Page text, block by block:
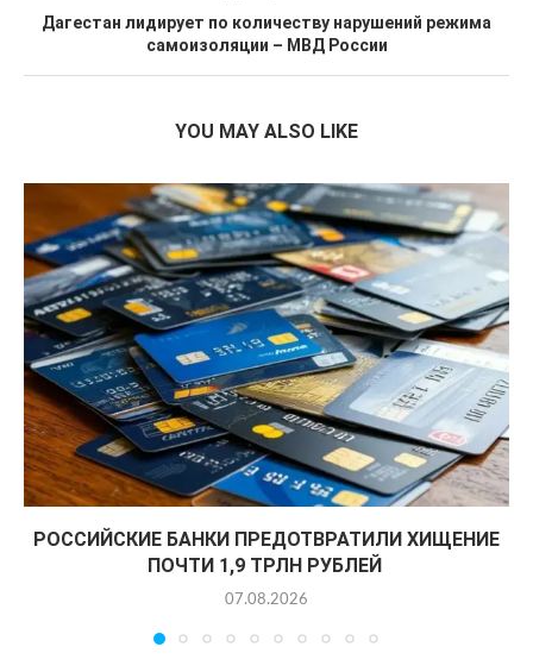
Дагестан лидирует по количеству нарушений режима
самоизоляции – МВД России
YOU MAY ALSO LIKE
РОССИЙСКИЕ БАНКИ ПРЕДОТВРАТИЛИ ХИЩЕНИЕ
ПОЧТИ 1,9 ТРЛН РУБЛЕЙ
07.08.2026